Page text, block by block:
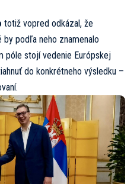
totiž vopred odkázal, že
podľa neho znamenalo
póle stojí vedenie Európskej
do konkrétneho výsledku –